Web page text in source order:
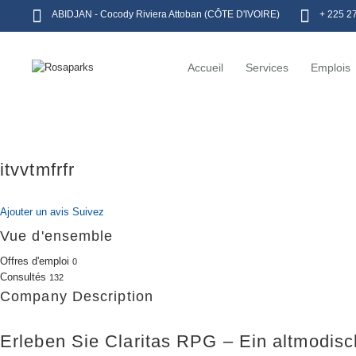
ABIDJAN - Cocody Riviera Attoban (CÔTE D'IVOIRE) + 225
Accueil Services Emplois
itvvtmfrfr
Ajouter un avis Suivez
Vue d'ensemble
Offres d'emploi 0
Consultés 132
Company Description
Erleben Sie Claritas RPG – Ein